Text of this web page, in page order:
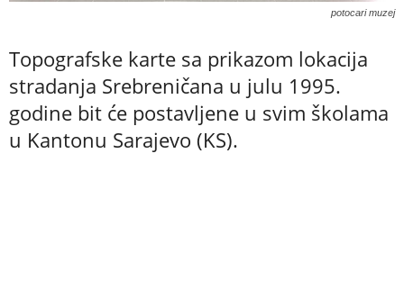
potocari muzej
Topografske karte sa prikazom lokacija
stradanja Srebreničana u julu 1995.
godine bit će postavljene u svim školama
u Kantonu Sarajevo (KS).